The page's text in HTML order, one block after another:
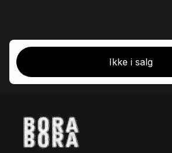
Ikke i salg